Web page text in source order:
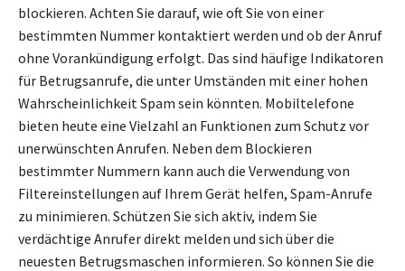
blockieren. Achten Sie darauf, wie oft Sie von einer
bestimmten Nummer kontaktiert werden und ob der Anruf
ohne Vorankündigung erfolgt. Das sind häufige Indikatoren
für Betrugsanrufe, die unter Umständen mit einer hohen
Wahrscheinlichkeit Spam sein könnten. Mobiltelefone
bieten heute eine Vielzahl an Funktionen zum Schutz vor
unerwünschten Anrufen. Neben dem Blockieren
bestimmter Nummern kann auch die Verwendung von
Filtereinstellungen auf Ihrem Gerät helfen, Spam-Anrufe
zu minimieren. Schützen Sie sich aktiv, indem Sie
verdächtige Anrufer direkt melden und sich über die
neuesten Betrugsmaschen informieren. So können Sie die